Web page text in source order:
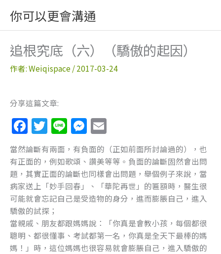
主
你可以更會溝通
追根究底（六）（驕傲的起因）
作者:Weiqispace/2017-03-24
分享這篇文章:
F
a
c
e
b
o
o
k
T
w
itt
er
Li
n
e
M
e
ss
e
n
g
er
m
ai
l
當然論斷有兩面，有負面的（正如前面所討論過的），也
有正面的，例如歌頌、讚美等等。負面的論斷固然會出問
題，其實正面的論斷也同樣會出問題，舉個例子來說，當
病家送上「妙手回春」、「華陀再世」的匾額時，醫生很
可能就會忘記自己是受造物的身分，進而膨脹自己，進入
驕傲的試探；
當親戚、朋友都跟媽媽說：「你真是會教小孩，每個都很
聰明、都很懂事、考試都第一名，你真是全天下最棒的媽
媽！」時，這位媽媽也很容易就會膨脹自己，進入驕傲的